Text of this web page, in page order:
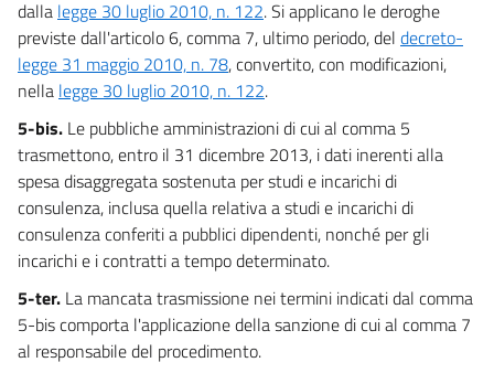
dalla legge 30 luglio 2010, n. 122. Si applicano le deroghe
previste dall'articolo 6, comma 7, ultimo periodo, del decreto-
legge 31 maggio 2010, n. 78, convertito, con modificazioni,
nella legge 30 luglio 2010, n. 122.
5-bis. Le pubbliche amministrazioni di cui al comma 5
trasmettono, entro il 31 dicembre 2013, i dati inerenti alla
spesa disaggregata sostenuta per studi e incarichi di
consulenza, inclusa quella relativa a studi e incarichi di
consulenza conferiti a pubblici dipendenti, nonché per gli
incarichi e i contratti a tempo determinato.
5-ter. La mancata trasmissione nei termini indicati dal comma
5-bis comporta l'applicazione della sanzione di cui al comma 7
al responsabile del procedimento.